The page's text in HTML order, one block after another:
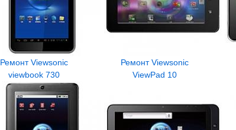
Ремонт Viewsonic
viewbook 730
Ремонт Viewsonic
ViewPad 10